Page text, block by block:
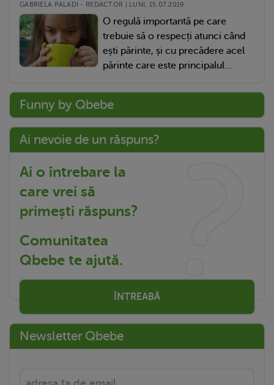
GABRIELA PALADI - REDACTOR | LUNI, 15.07.2019
O regulă importantă pe care
trebuie să o respecți atunci când
ești părinte, și cu precădere acel
părinte care este principalul...
Funny by Qbebe
Ai nevoie de un răspuns?
Ai o întrebare la
care vrei să
primești răspuns?
Comunitatea
Qbebe te ajută.
ÎNTREABĂ
Newsletter Qbebe